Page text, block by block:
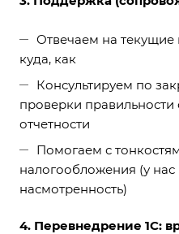
Отвечаем на текущие
куда, как
Консультируем по
проверки
отчетности
Помогаем с
налогообложения (у
насмотренность)
4. Перевнедрение 1С: